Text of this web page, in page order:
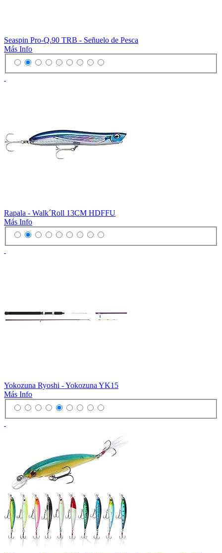
Seaspin Pro-Q.90 TRB - Señuelo de Pesca
Más Info
Rapala - Walk´Roll 13CM HDFFU
Más Info
Yokozuna Ryoshi - Yokozuna YK15
Más Info